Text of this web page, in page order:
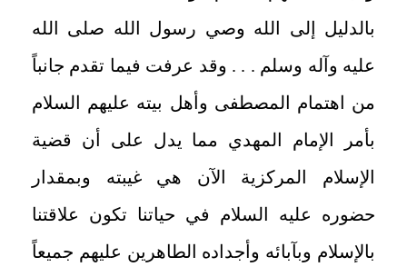
بالدليل إلى الله وصي رسول الله صلى الله
عليه وآله وسلم . . . وقد عرفت فيما تقدم جانباً
من اهتمام المصطفى وأهل بيته عليهم السلام
بأمر الإمام المهدي مما يدل على أن قضية
الإسلام المركزية الآن هي غيبته وبمقدار
حضوره عليه السلام في حياتنا تكون علاقتنا
بالإسلام وبآبائه وأجداده الطاهرين عليهم جميعاً